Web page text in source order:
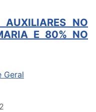
NO
E 80% NO
Geral